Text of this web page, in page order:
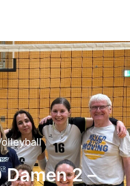
2 –